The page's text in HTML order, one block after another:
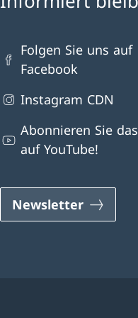
Folgen Sie uns auf
Facebook
Instagram CDN
Abonnieren Sie
auf YouTube!
Newsletter